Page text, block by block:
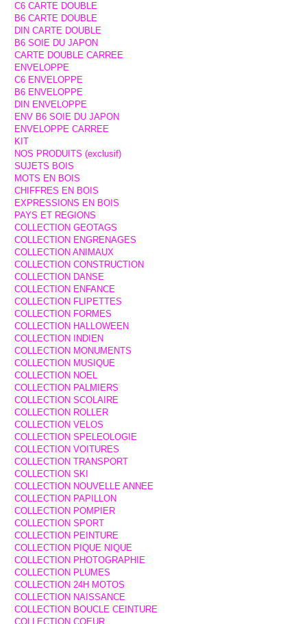
C6 CARTE DOUBLE
B6 CARTE DOUBLE
DIN CARTE DOUBLE
B6 SOIE DU JAPON
CARTE DOUBLE CARREE
ENVELOPPE
C6 ENVELOPPE
B6 ENVELOPPE
DIN ENVELOPPE
ENV B6 SOIE DU JAPON
ENVELOPPE CARREE
KIT
NOS PRODUITS (exclusif)
SUJETS BOIS
MOTS EN BOIS
CHIFFRES EN BOIS
EXPRESSIONS EN BOIS
PAYS ET REGIONS
COLLECTION GEOTAGS
COLLECTION ENGRENAGES
COLLECTION ANIMAUX
COLLECTION CONSTRUCTION
COLLECTION DANSE
COLLECTION ENFANCE
COLLECTION FLIPETTES
COLLECTION FORMES
COLLECTION HALLOWEEN
COLLECTION INDIEN
COLLECTION MONUMENTS
COLLECTION MUSIQUE
COLLECTION NOEL
COLLECTION PALMIERS
COLLECTION SCOLAIRE
COLLECTION ROLLER
COLLECTION VELOS
COLLECTION SPELEOLOGIE
COLLECTION VOITURES
COLLECTION TRANSPORT
COLLECTION SKI
COLLECTION NOUVELLE ANNEE
COLLECTION PAPILLON
COLLECTION POMPIER
COLLECTION SPORT
COLLECTION PEINTURE
COLLECTION PIQUE NIQUE
COLLECTION PHOTOGRAPHIE
COLLECTION PLUMES
COLLECTION 24H MOTOS
COLLECTION NAISSANCE
COLLECTION BOUCLE CEINTURE
COLLECTION COEUR